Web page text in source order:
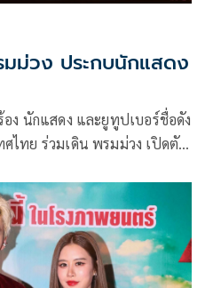
ม่วง ประกบนักแสดง
ไทย ร่วมเดิน พรมม่วง เปิดตัว
ริญ ในงานรอบปฐมทัศน์ ที่ ลอส
ประกบเหล่านักแสดงแถวหน้า
ซตต์ , เลทิเทีย ไรท์ , เตนอช
า และ ลูพีตา ญองอ